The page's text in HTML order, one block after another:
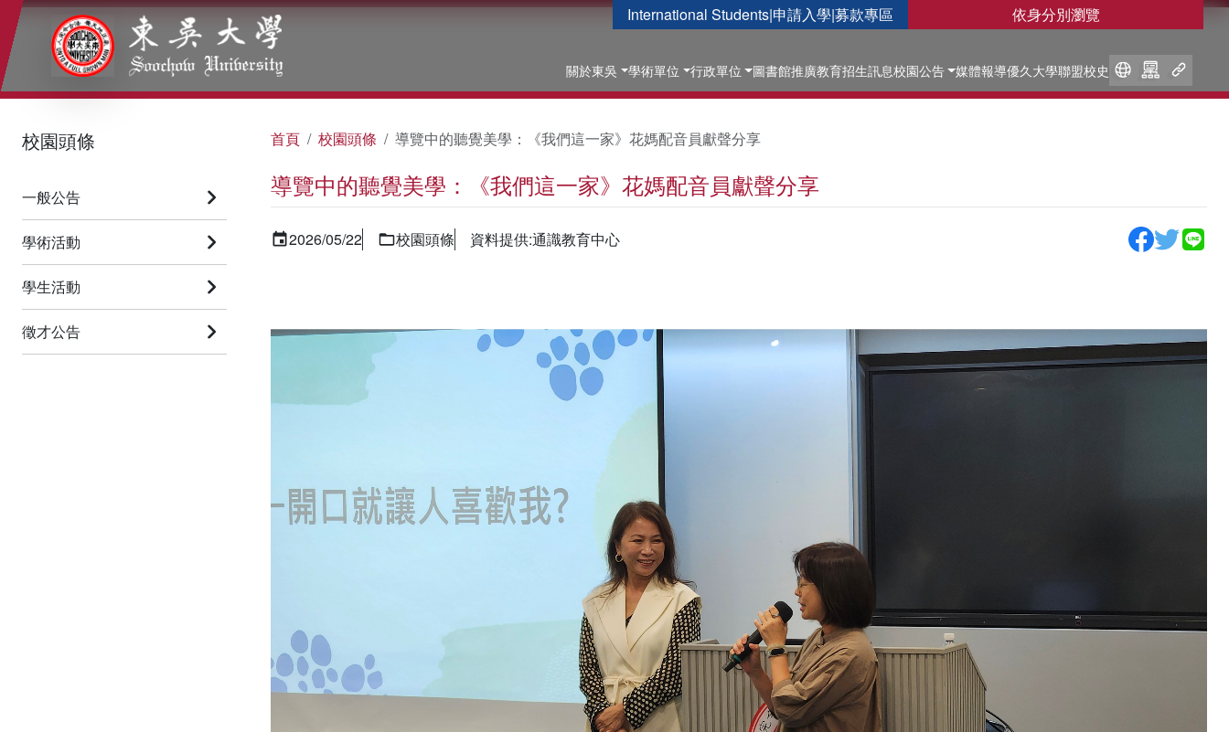
International Students|申請入學|募款專區 依身分別瀏覽
關於東吳 學術單位 行政單位 圖書館推廣教育招生訊息校園公告 媒體報導優久大學聯盟校史
:::
校園頭條
一般公告
學術活動
學生活動
徵才公告
首頁 校園頭條 導覽中的聽覺美學：《我們這一家》花媽配音員獻聲分享
導覽中的聽覺美學：《我們這一家》花媽配音員獻聲分享
2026/05/22 校園頭條 資料提供:通識教育中心